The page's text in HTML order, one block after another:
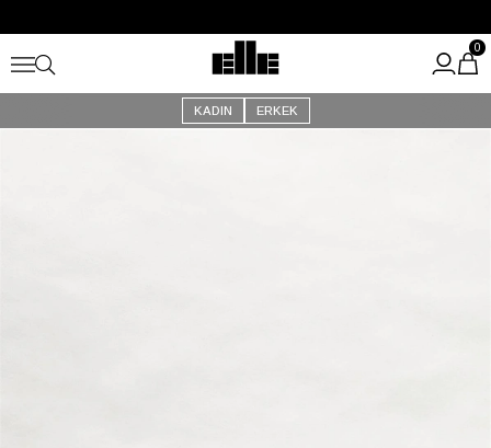
Kargo Ücretsiz!
KADIN ERKEK
0